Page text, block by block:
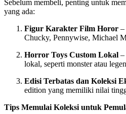
Sebelum membeli, penting untuk
yang ada:
Figur Karakter Film Horor –
Chucky, Pennywise, Michael
Horror Toys Custom Lokal –
lokal, seperti monster atau
Edisi Terbatas dan Koleksi
edition yang memiliki nilai
Tips Memulai Koleksi untuk